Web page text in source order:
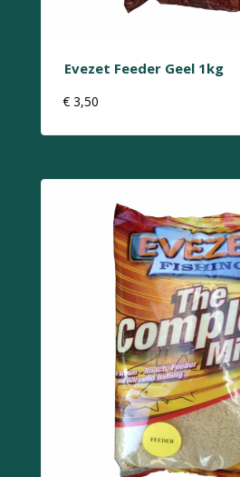
Evezet Feeder Geel 1kg
€ 3,50